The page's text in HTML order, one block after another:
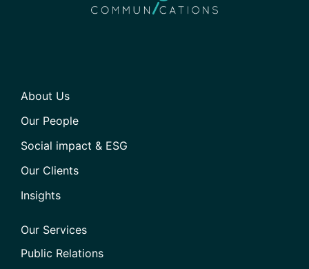
About Us
Our People
Social impact & ESG
Our Clients
Insights
Our Services
Public Relations